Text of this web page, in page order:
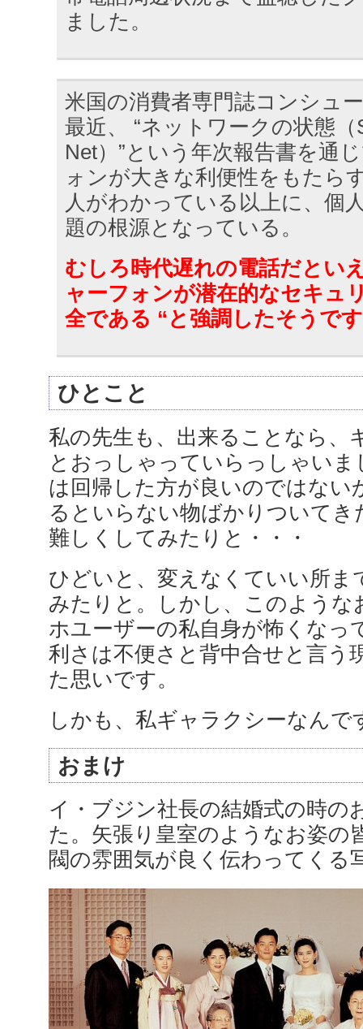
ました。
米国の消費者専門誌コンシュ
最近、 “ネットワークの状態（
Net）”という年次報告書を通
ォンが大きな利便性をもたら
人がわかっている以上に、個
題の根源となっている。
むしろ時代遅れの電話だとい
ャーフォンが潜在的なセキュ
全である “と強調したそうで
ひとこと
私の先生も、出来ることなら、
とおっしゃっていらっしゃい
は回帰した方が良いのではない
るといらない物ばかりついてき
難しくしてみたりと・・・
ひどいと、変えなくていい所ま
みたりと。しかし、このような
ホユーザーの私自身が怖くなっ
利さは不便さと背中合せと言う
た思いです。
しかも、私ギャラクシーなんで
おまけ
イ・ブジン社長の結婚式の時の
た。矢張り皇室のようなお姿の
閥の雰囲気が良く伝わってくる